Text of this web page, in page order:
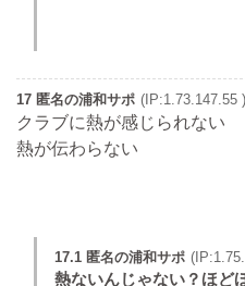
17 匿名の浦和サポ (IP:1.73.147.55 )
クラブに熱が感じられない
熱が伝わらない
17.1 匿名の浦和サポ
熱ないんじゃない？ほど